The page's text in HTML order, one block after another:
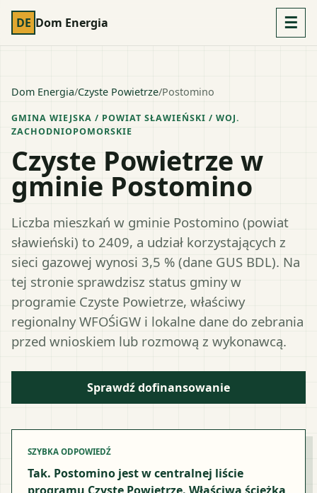
DE Dom Energia ☰
Dom Energia/Czyste Powietrze/Postomino
GMINA WIEJSKA / POWIAT SŁAWIEŃSKI / WOJ.
ZACHODNIOPOMORSKIE
Czyste Powietrze w
gminie Postomino
Liczba mieszkań w gminie Postomino (powiat
sławieński) to 2409, a udział korzystających z
sieci gazowej wynosi 3,5 % (dane GUS BDL). Na
tej stronie sprawdzisz status gminy w
programie Czyste Powietrze, właściwy
regionalny WFOŚiGW i lokalne dane do zebrania
przed wnioskiem lub rozmową z wykonawcą.
Sprawdź dofinansowanie
SZYBKA ODPOWIEDŹ
Tak. Postomino jest w centralnej liście
programu Czyste Powietrze. Właściwa ścieżka